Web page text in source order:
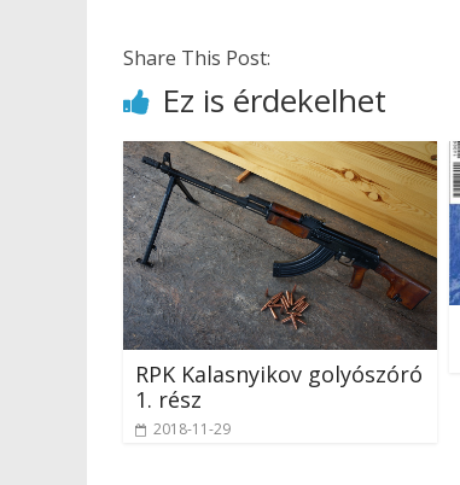
Share This Post:
Ez is érdekelhet
RPK Kalasnyikov golyószóró
1. rész
2018-11-29